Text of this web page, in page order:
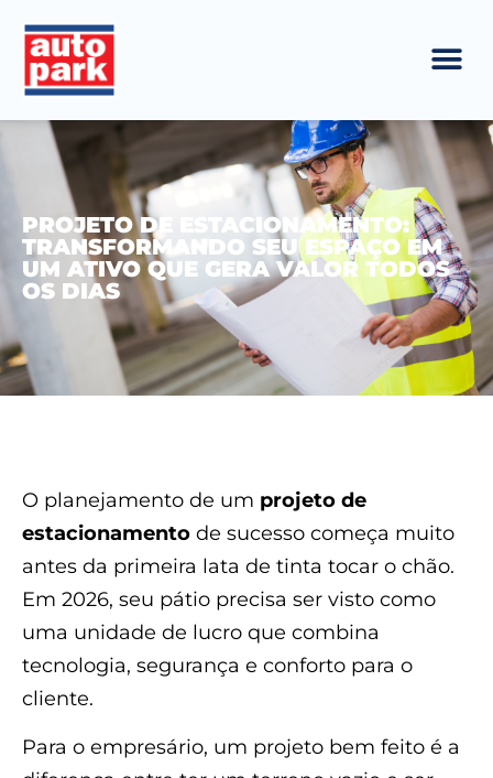
PROJETO DE ESTACIONAMENTO:
TRANSFORMANDO SEU ESPAÇO EM
UM ATIVO QUE GERA VALOR TODOS
OS DIAS
O planejamento de um projeto de
estacionamento de sucesso começa muito
antes da primeira lata de tinta tocar o chão.
Em 2026, seu pátio precisa ser visto como
uma unidade de lucro que combina
tecnologia, segurança e conforto para o
cliente.
Para o empresário, um projeto bem feito é a